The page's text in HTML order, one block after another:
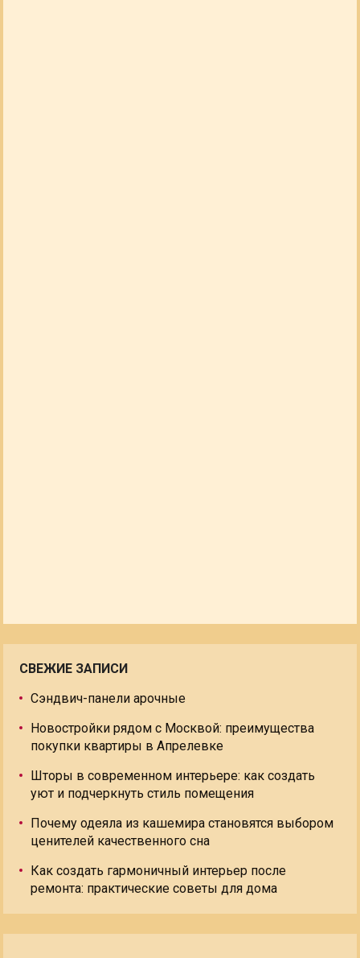
СВЕЖИЕ ЗАПИСИ
Сэндвич-панели арочные
Новостройки рядом с Москвой: преимущества
покупки квартиры в Апрелевке
Шторы в современном интерьере: как создать
уют и подчеркнуть стиль помещения
Почему одеяла из кашемира становятся выбором
ценителей качественного сна
Как создать гармоничный интерьер после
ремонта: практические советы для дома